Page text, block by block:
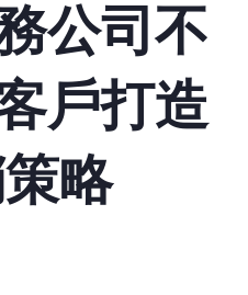
公司不
戶打造
略